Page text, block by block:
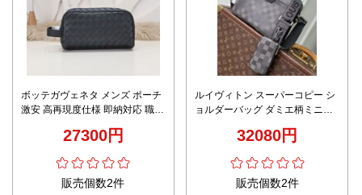
ボッテガヴェネタ メンズ ポーチ
激安 高再現度仕様 即納対応 職人
漂う仕上げ 人気モデル
27300円
販売個数2件
ルイヴィトン スーパーコピー シ
ョルダーバッグ ダミエ柄ミニポ
32080円
販売個数2件